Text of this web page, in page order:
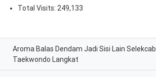
Total Visits: 249,133
Aroma Balas Dendam Jadi Sisi Lain Selekcab
Taekwondo Langkat